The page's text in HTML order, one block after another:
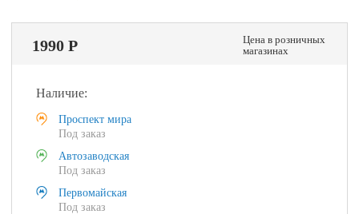
1990 Р
Цена в розничных
магазинах
Наличие:
Проспект мира
Под заказ
Автозаводская
Под заказ
Первомайская
Под заказ